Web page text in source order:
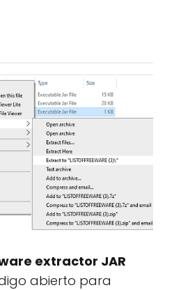
extractor JAR
abierto para